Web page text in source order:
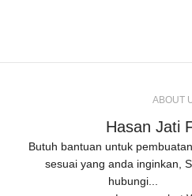
ABOUT
Hasan Jati
Butuh bantuan untuk
sesuai yang anda inginkan,
hubungi...